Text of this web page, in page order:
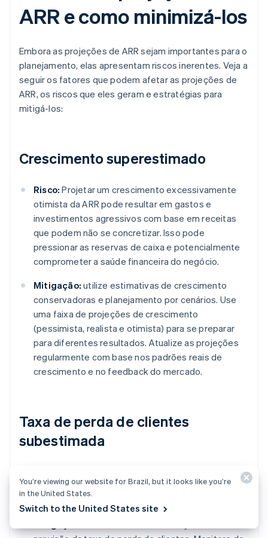
ARR e como minimizá-los
Embora as projeções de ARR sejam importantes para o
planejamento, elas apresentam riscos inerentes. Veja a
seguir os fatores que podem afetar as projeções de
ARR, os riscos que eles geram e estratégias para
mitigá-los:
Crescimento superestimado
Risco: Projetar um crescimento excessivamente
otimista da ARR pode resultar em gastos e
investimentos agressivos com base em receitas
que podem não se concretizar. Isso pode
pressionar as reservas de caixa e potencialmente
comprometer a saúde financeira do negócio.
Mitigação: utilize estimativas de crescimento
conservadoras e planejamento por cenários. Use
uma faixa de projeções de crescimento
(pessimista, realista e otimista) para se preparar
para diferentes resultados. Atualize as projeções
regularmente com base nos padrões reais de
crescimento e no feedback do mercado.
Taxa de perda de clientes
subestimada
de clientes pode distorcer as projeções de ARR,
You’re viewing our website for Brazil, but it looks like you’re
in the United States.
Switch to the United States site